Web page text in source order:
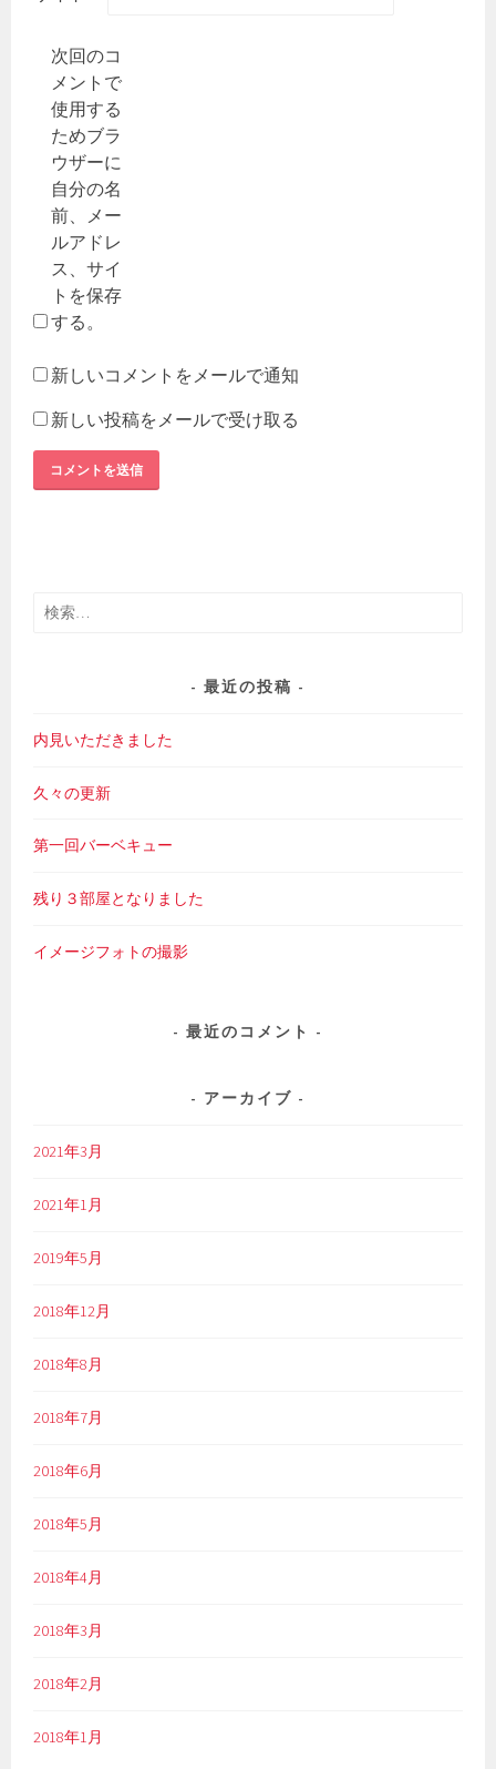
次回のコ
メントで
使用する
ためブラ
ウザーに
自分の名
前、メー
ルアドレ
ス、サイ
トを保存
する。
新しいコメントをメールで通知
新しい投稿をメールで受け取る
検
最近の投稿
内見いただきました
久々の更新
第一回バーベキュー
残り３部屋となりました
イメージフォトの撮影
最近のコメント
アーカイブ
2021年3月
2021年1月
2019年5月
2018年12月
2018年8月
2018年7月
2018年6月
2018年5月
2018年4月
2018年3月
2018年2月
2018年1月